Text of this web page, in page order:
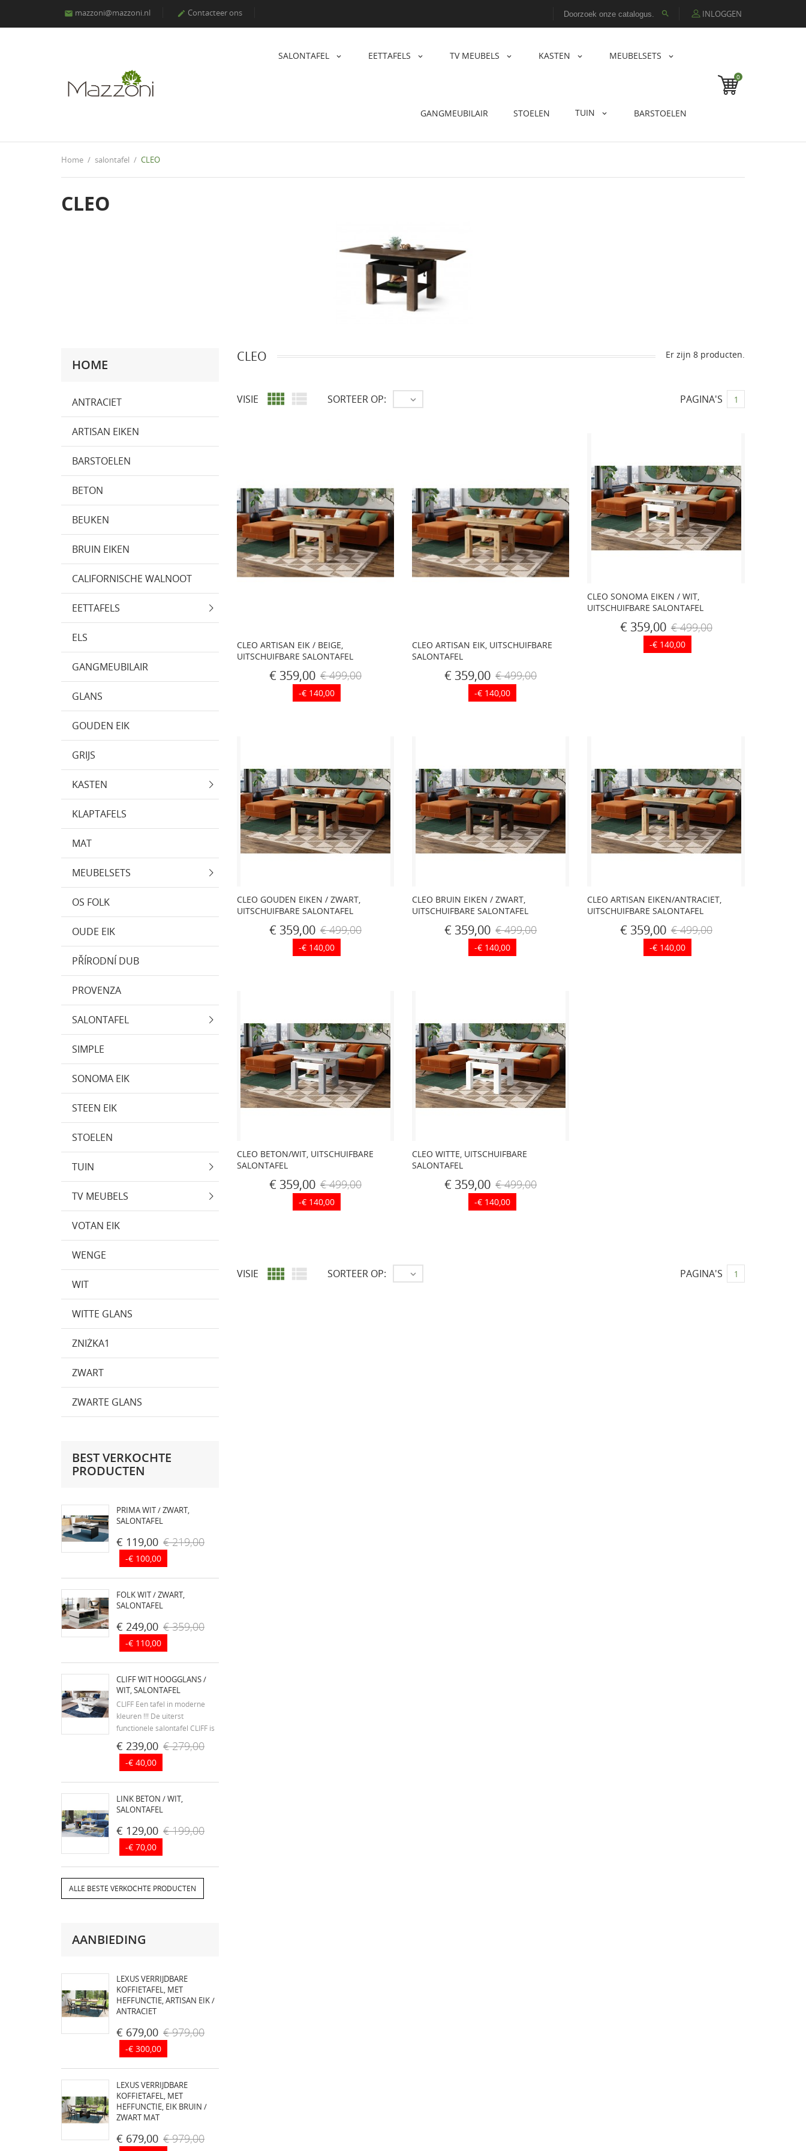
 mazzoni@mazzoni.nl  Contacteer ons  INLOGGEN
SALONTAFEL EETTAFELS TV MEUBELS KASTEN MEUBELSETS
GANGMEUBILAIR STOELEN TUIN BARSTOELEN
0
Home salontafel CLEO
CLEO
HOME
ANTRACIET
ARTISAN EIKEN
BARSTOELEN
BETON
BEUKEN
BRUIN EIKEN
CALIFORNISCHE WALNOOT
EETTAFELS
ELS
GANGMEUBILAIR
GLANS
GOUDEN EIK
GRIJS
KASTEN
KLAPTAFELS
MAT
MEUBELSETS
OS FOLK
OUDE EIK
PŘÍRODNÍ DUB
PROVENZA
SALONTAFEL
SIMPLE
SONOMA EIK
STEEN EIK
STOELEN
TUIN
TV MEUBELS
VOTAN EIK
WENGE
WIT
WITTE GLANS
ZNIŻKA1
ZWART
ZWARTE GLANS
BEST VERKOCHTE
PRODUCTEN
PRIMA WIT / ZWART,
SALONTAFEL
€ 119,00 € 219,00
-€ 100,00
FOLK WIT / ZWART,
SALONTAFEL
€ 249,00 € 359,00
-€ 110,00
CLIFF WIT HOOGGLANS /
WIT, SALONTAFEL
CLIFF Een tafel in moderne
kleuren !!! De uiterst
functionele salontafel CLIFF is
ontstaan uit passie voor
meubeldesign. - modern
design - tafel gemaakt van de
grootste producent van...
€ 239,00 € 279,00
-€ 40,00
LINK BETON / WIT,
SALONTAFEL
€ 129,00 € 199,00
-€ 70,00
ALLE BESTE VERKOCHTE PRODUCTEN
AANBIEDING
LEXUS VERRIJDBARE
KOFFIETAFEL, MET
HEFFUNCTIE, ARTISAN EIK /
ANTRACIET
€ 679,00 € 979,00
-€ 300,00
LEXUS VERRIJDBARE
KOFFIETAFEL, MET
HEFFUNCTIE, EIK BRUIN /
ZWART MAT
€ 679,00 € 979,00
CLEO Er zijn 8 producten.
VISIE   SORTEER OP:  PAGINA'S 1
CLEO ARTISAN EIK / BEIGE,
UITSCHUIFBARE SALONTAFEL
€ 359,00 € 499,00
-€ 140,00
CLEO ARTISAN EIK, UITSCHUIFBARE
SALONTAFEL
€ 359,00 € 499,00
-€ 140,00
CLEO SONOMA EIKEN / WIT,
UITSCHUIFBARE SALONTAFEL
€ 359,00 € 499,00
-€ 140,00
CLEO GOUDEN EIKEN / ZWART,
UITSCHUIFBARE SALONTAFEL
€ 359,00 € 499,00
-€ 140,00
CLEO BRUIN EIKEN / ZWART,
UITSCHUIFBARE SALONTAFEL
€ 359,00 € 499,00
-€ 140,00
CLEO ARTISAN EIKEN/ANTRACIET,
UITSCHUIFBARE SALONTAFEL
€ 359,00 € 499,00
-€ 140,00
CLEO BETON/WIT, UITSCHUIFBARE
SALONTAFEL
€ 359,00 € 499,00
-€ 140,00
CLEO WITTE, UITSCHUIFBARE
SALONTAFEL
€ 359,00 € 499,00
-€ 140,00
VISIE   SORTEER OP:  PAGINA'S 1